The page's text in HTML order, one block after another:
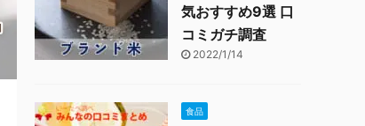
気おすすめ9選 口
コミガチ調査
2022/1/14
食品